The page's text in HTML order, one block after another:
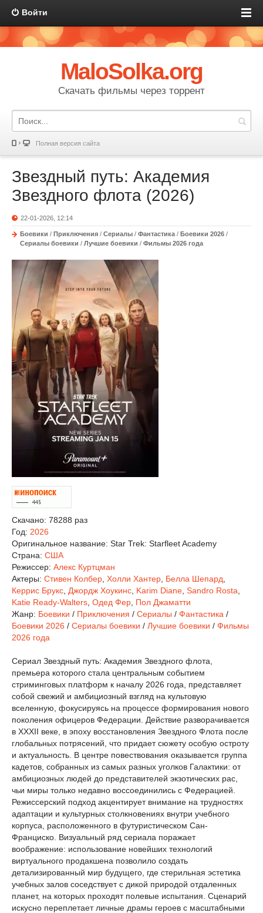
Войти
MaloSolka.org
Скачать фильмы через торрент
Полная версия сайта
Звездный путь: Академия
Звездного флота (2026)
22-01-2026, 12:14
Боевики / Приключения / Сериалы / Фантастика / Боевики 2026 /
Сериалы боевики / Лучшие боевики / Фильмы 2026 года
Скачано: 78288 раз
Год: 2026
Оригинальное название: Star Trek: Starfleet Academy
Страна: США
Режиссер: Алекс Куртцман
Актеры: Стивен Колбер Холли Хантер Белла Шепард
Керрис Брукс Джордж Хоукинс Karim Diane Sandro Rosta
Katie Ready-Walters Одед Фер Пол Джаматти
Жанр: Боевики / Приключения / Сериалы / Фантастика /
Боевики 2026 / Сериалы боевики / Лучшие боевики / Фильмы
2026 года
Сериал Звездный путь: Академия Звездного флота,
премьера которого стала центральным событием
стриминговых платформ к началу 2026 года, представляет
собой свежий и амбициозный взгляд на культовую
вселенную, фокусируясь на процессе формирования нового
поколения офицеров Федерации. Действие разворачивается
в XXXII веке, в эпоху восстановления Звездного Флота после
глобальных потрясений, что придает сюжету особую остроту
и актуальность. В центре повествования оказывается группа
кадетов, собранных из самых разных уголков Галактики: от
амбициозных людей до представителей экзотических рас,
чьи миры только недавно воссоединились с Федерацией.
Режиссерский подход акцентирует внимание на трудностях
адаптации и культурных столкновениях внутри учебного
корпуса, расположенного в футуристическом Сан-
Франциско. Визуальный ряд сериала поражает
воображение: использование новейших технологий
виртуального продакшена позволило создать
детализированный мир будущего, где стерильная эстетика
учебных залов соседствует с дикой природой отдаленных
планет, на которых проходят полевые испытания. Сценарий
искусно переплетает личные драмы героев с масштабными